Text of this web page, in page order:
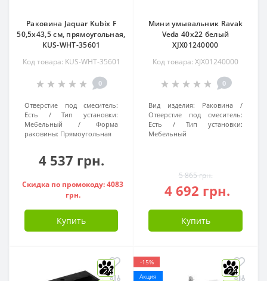
Раковина Jaquar Kubix F
50,5x43,5 см, прямоугольная,
KUS-WHT-35601
Код товара: KUS-WHT-35601
0
Отверстие под смеситель:
Есть
Тип установки:
Мебельный
Форма
раковины: Прямоугольная
4 537 грн.
Скидка по промокоду: 4083
грн.
Купить
Мини умывальник Ravak
Veda 40x22 белый
XJX01240000
Код товара: XJX01240000
0
Вид изделия:
Раковина
Отверстие под смеситель:
Есть
Тип установки:
Мебельный
5 865 грн.
4 692 грн.
Купить
24
-15%
Акция
24